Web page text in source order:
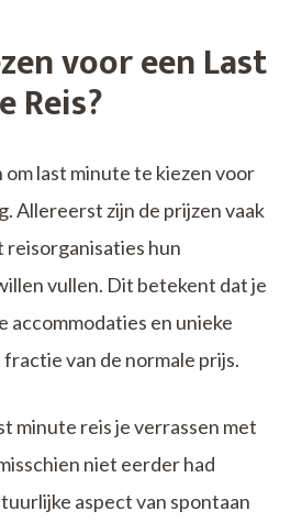
voor een Last
Reis?
om last minute te kiezen voor
Allereerst zijn de prijzen vaak
reisorganisaties hun
vullen. Dit betekent dat je
accommodaties en unieke
van de normale prijs.
minute reis je verrassen met
niet eerder had
aspect van spontaan